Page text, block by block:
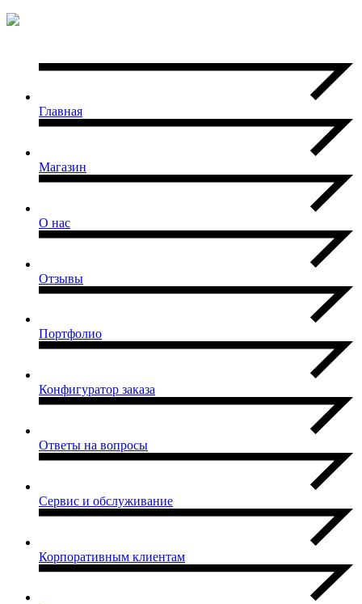
Главная
Магазин
О нас
Отзывы
Портфолио
Конфигуратор заказа
Ответы на вопросы
Сервис и обслуживание
Корпоративным клиентам